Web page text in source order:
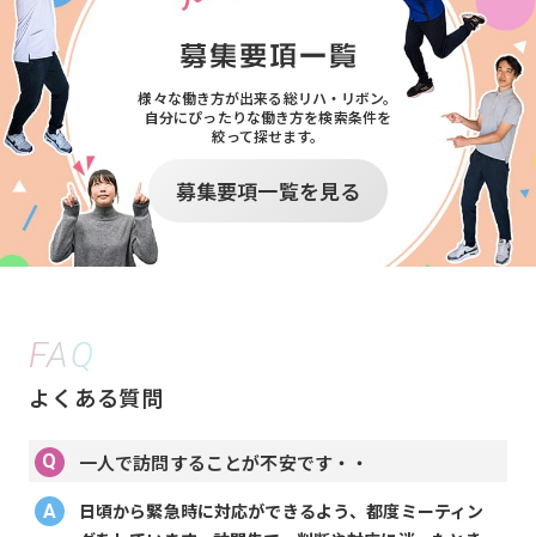
様々な働き方が出来る総リハ・リボン。
自分にぴったりな働き方を検索条件を
絞って探せます。
募集要項一覧を見る
FAQ
よくある質問
一人で訪問することが不安です・・
日頃から緊急時に対応ができるよう、都度ミーティン